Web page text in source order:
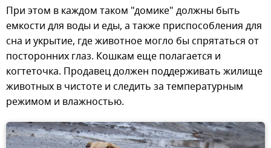
При этом в каждом таком "домике" должны быть
емкости для воды и еды, а также приспособления для
сна и укрытие, где животное могло бы спрятаться от
посторонних глаз. Кошкам еще полагается и
когтеточка. Продавец должен поддерживать жилище
животных в чистоте и следить за температурным
режимом и влажностью.